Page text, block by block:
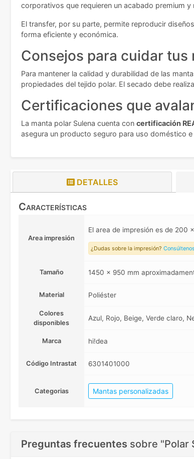
corporativos que requieren un acabado premium
El transfer, por su parte, permite reproducir
forma eficiente y económica.
Consejos para cuidar
Para mantener la calidad y durabilidad de las
propiedades del tejido polar. El secado debe
Certificaciones que
La manta polar Sulena cuenta con certificación
asegura un producto seguro para uso doméstico
DETALLES
Características
Area impresión
El area de impresión es de 200
¿Dudas sobre la impresión? Consúltenos
Tamaño 1450 x 950 mm
Material Poliéster
Colores
disponibles
Azul, Rojo, Beige, Verde claro,
Marca hi!dea
Código Intrastat 6301401000
Categorias Mantas personalizadas
Preguntas frecuentes sobre "Polar